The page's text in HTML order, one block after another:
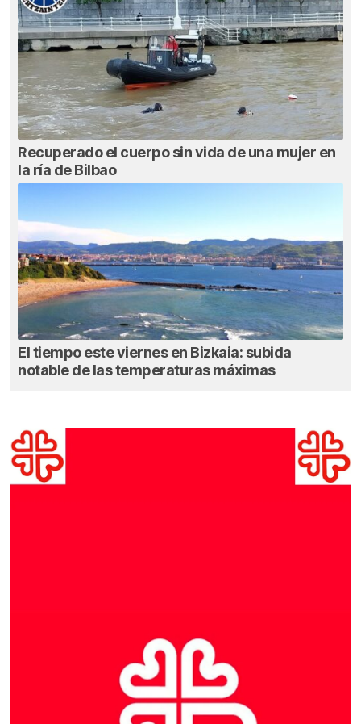
Recuperado el cuerpo sin vida de una mujer en
la ría de Bilbao
El tiempo este viernes en Bizkaia: subida
notable de las temperaturas máximas